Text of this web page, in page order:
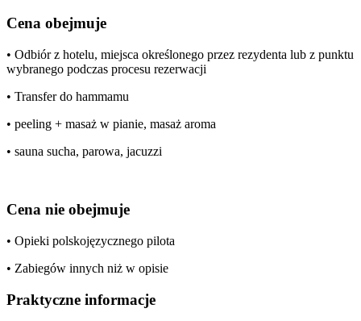
Cena obejmuje
• Odbiór z hotelu, miejsca określonego przez rezydenta lub z punktu
wybranego podczas procesu rezerwacji
• Transfer do hammamu
• peeling + masaż w pianie, masaż aroma
• sauna sucha, parowa, jacuzzi
Cena nie obejmuje
• Opieki polskojęzycznego pilota
• Zabiegów innych niż w opisie
Praktyczne informacje